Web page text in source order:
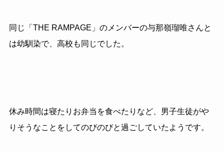
同じ「THE RAMPAGE」のメンバーの与那嶺瑠唯さんと
は幼馴染で、高校も同じでした。
休み時間は寝たりお弁当を食べたりなど、男子生徒がや
りそうなことをしてのびのびと過ごしていたようです。